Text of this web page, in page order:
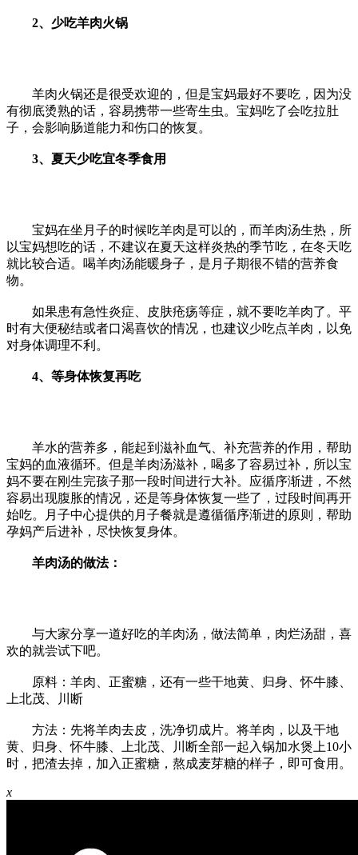
2、少吃羊肉火锅
羊肉火锅还是很受欢迎的，但是宝妈最好不要吃，因为没
有彻底烫熟的话，容易携带一些寄生虫。宝妈吃了会吃拉肚
子，会影响肠道能力和伤口的恢复。
3、夏天少吃宜冬季食用
宝妈在坐月子的时候吃羊肉是可以的，而羊肉汤生热，所
以宝妈想吃的话，不建议在夏天这样炎热的季节吃，在冬天吃
就比较合适。喝羊肉汤能暖身子，是月子期很不错的营养食
物。
如果患有急性炎症、皮肤疮疡等症，就不要吃羊肉了。平
时有大便秘结或者口渴喜饮的情况，也建议少吃点羊肉，以免
对身体调理不利。
4、等身体恢复再吃
羊水的营养多，能起到滋补血气、补充营养的作用，帮助
宝妈的血液循环。但是羊肉汤滋补，喝多了容易过补，所以宝
妈不要在刚生完孩子那一段时间进行大补。应循序渐进，不然
容易出现腹胀的情况，还是等身体恢复一些了，过段时间再开
始吃。月子中心提供的月子餐就是遵循循序渐进的原则，帮助
孕妈产后进补，尽快恢复身体。
羊肉汤的做法：
与大家分享一道好吃的羊肉汤，做法简单，肉烂汤甜，喜
欢的就尝试下吧。
原料：羊肉、正蜜糖，还有一些干地黄、归身、怀牛膝、
上北茂、川断
方法：先将羊肉去皮，洗净切成片。将羊肉，以及干地
黄、归身、怀牛膝、上北茂、川断全部一起入锅加水煲上10小
时，把渣去掉，加入正蜜糖，熬成麦芽糖的样子，即可食用。
x